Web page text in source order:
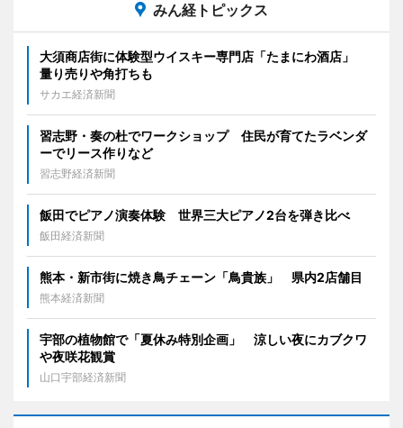
みん経トピックス
大須商店街に体験型ウイスキー専門店「たまにわ酒店」
量り売りや角打ちも
サカエ経済新聞
習志野・奏の杜でワークショップ 住民が育てたラベンダ
ーでリース作りなど
習志野経済新聞
飯田でピアノ演奏体験 世界三大ピアノ2台を弾き比べ
飯田経済新聞
熊本・新市街に焼き鳥チェーン「鳥貴族」 県内2店舗目
熊本経済新聞
宇部の植物館で「夏休み特別企画」 涼しい夜にカブクワ
や夜咲花観賞
山口宇部経済新聞